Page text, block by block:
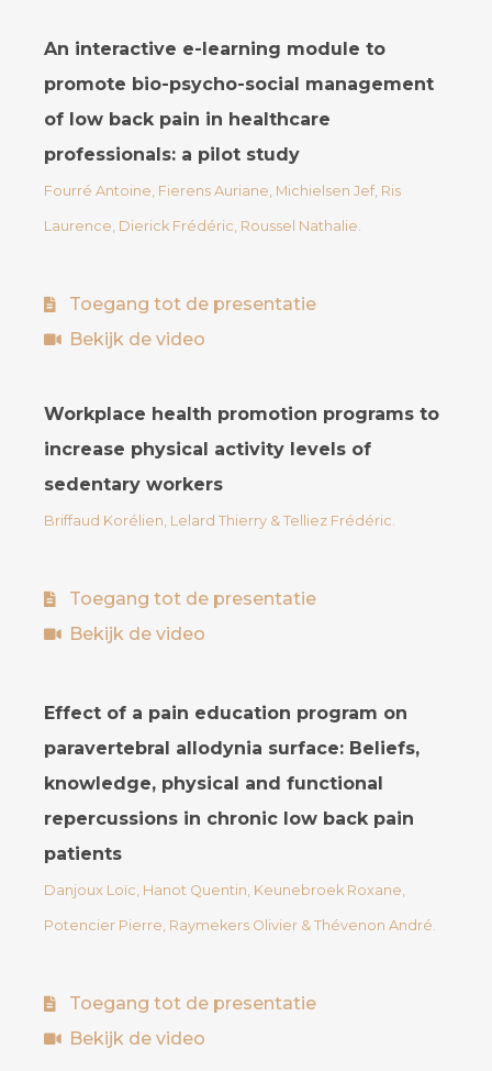
An interactive e-learning module to
promote bio-psycho-social management
of low back pain in healthcare
professionals: a pilot study
Fourré Antoine, Fierens Auriane, Michielsen Jef, Ris
Laurence, Dierick Frédéric, Roussel Nathalie.
Toegang tot de presentatie
Bekijk de video
Workplace health promotion programs to
increase physical activity levels of
sedentary workers
Briffaud Korélien, Lelard Thierry & Telliez Frédéric.
Toegang tot de presentatie
Bekijk de video
Effect of a pain education program on
paravertebral allodynia surface: Beliefs,
knowledge, physical and functional
repercussions in chronic low back pain
patients
Danjoux Loïc, Hanot Quentin, Keunebroek Roxane,
Potencier Pierre, Raymekers Olivier & Thévenon André.
Toegang tot de presentatie
Bekijk de video